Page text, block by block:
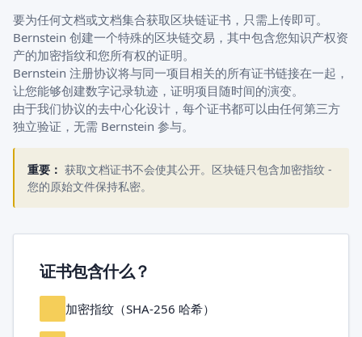
要为任何文档或文档集合获取区块链证书，只需上传即可。
Bernstein 创建一个特殊的区块链交易，其中包含您知识产权资
产的加密指纹和您所有权的证明。
Bernstein 注册协议将与同一项目相关的所有证书链接在一起，
让您能够创建数字记录轨迹，证明项目随时间的演变。
由于我们协议的去中心化设计，每个证书都可以由任何第三方
独立验证，无需 Bernstein 参与。
重要： 获取文档证书不会使其公开。区块链只包含加密指纹 -
您的原始文件保持私密。
证书包含什么？
加密指纹（SHA-256 哈希）